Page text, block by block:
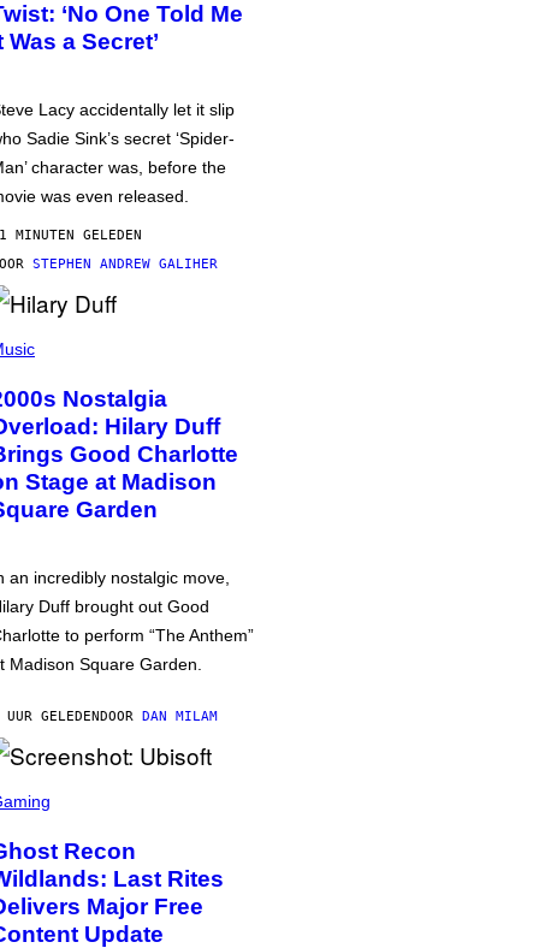
‘No One Told Me
Was a Secret’
Lacy accidentally let it slip
Sadie Sink’s secret ‘Spider-
character was, before the
was even released.
MINUTEN GELEDEN
STEPHEN ANDREW GALIHER
Nostalgia
Hilary Duff
Good Charlotte
Stage at Madison
Garden
an incredibly nostalgic move,
Duff brought out Good
to perform “The Anthem”
Madison Square Garden.
UUR GELEDENDOOR DAN MILAM
Recon
Last Rites
Major Free
Update